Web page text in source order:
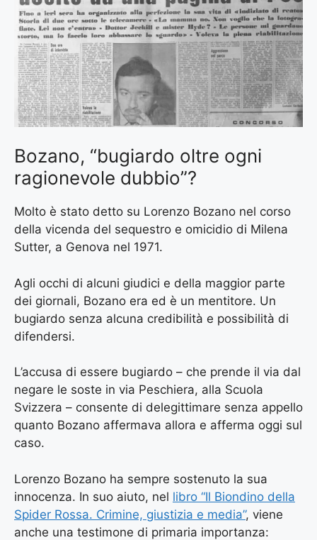
Bozano, “bugiardo oltre ogni
ragionevole dubbio”?
Molto è stato detto su Lorenzo Bozano nel corso
della vicenda del sequestro e omicidio di Milena
Sutter, a Genova nel 1971.
Agli occhi di alcuni giudici e della maggior parte
dei giornali, Bozano era ed è un mentitore. Un
bugiardo senza alcuna credibilità e possibilità di
difendersi.
L’accusa di essere bugiardo – che prende il via dal
negare le soste in via Peschiera, alla Scuola
Svizzera – consente di delegittimare senza appello
quanto Bozano affermava allora e afferma oggi sul
caso.
Lorenzo Bozano ha sempre sostenuto la sua
innocenza. In suo aiuto, nel libro “Il Biondino della
Spider Rossa. Crimine, giustizia e media”, viene
anche una testimone di primaria importanza: